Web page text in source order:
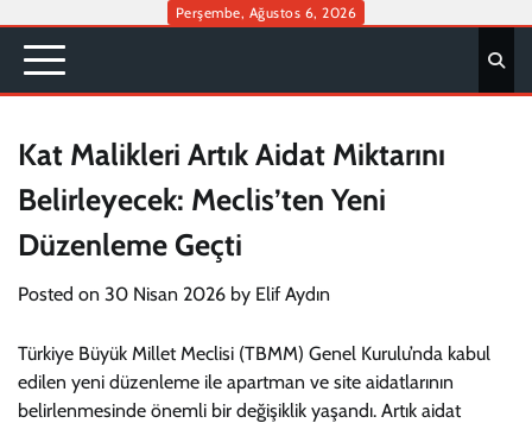
content
Perşembe, Ağustos 6, 2026
Kat Malikleri Artık Aidat Miktarını
Belirleyecek: Meclis’ten Yeni
Düzenleme Geçti
Posted on 30 Nisan 2026 by Elif Aydın
Türkiye Büyük Millet Meclisi (TBMM) Genel Kurulu’nda kabul
edilen yeni düzenleme ile apartman ve site aidatlarının
belirlenmesinde önemli bir değişiklik yaşandı. Artık aidat